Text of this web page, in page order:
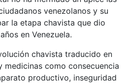
venezolanos y su
la etapa chavista que dio
en Venezuela.
chavista traducido en
medicinas como consecuencia
productivo, inseguridad